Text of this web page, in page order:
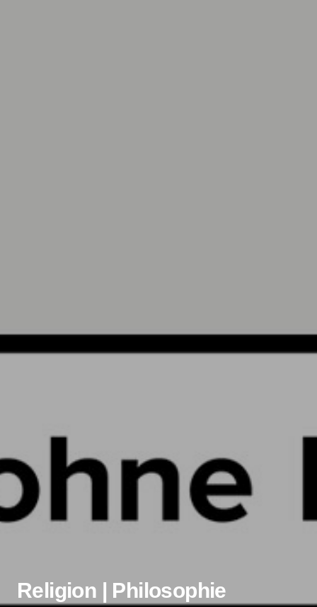
Religion | Philosophie